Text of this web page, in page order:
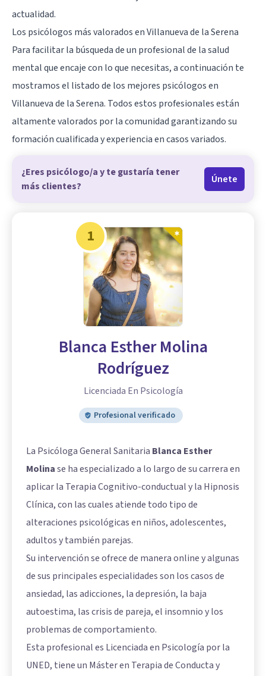
actualidad.
Los psicólogos más valorados en Villanueva de la Serena
Para facilitar la búsqueda de un profesional de la salud
mental que encaje con lo que necesitas, a continuación te
mostramos el listado de los mejores psicólogos en
Villanueva de la Serena. Todos estos profesionales están
altamente valorados por la comunidad garantizando su
formación cualificada y experiencia en casos variados.
¿Eres psicólogo/a y te gustaría tener
más clientes?
Únete
1
Blanca Esther Molina
Rodríguez
Licenciada En Psicología
Profesional verificado
La Psicóloga General Sanitaria Blanca Esther
Molinase ha especializado a lo largo de su carrera en
aplicar la Terapia Cognitivo-conductual y la Hipnosis
Clínica, con las cuales atiende todo tipo de
alteraciones psicológicas en niños, adolescentes,
adultos y también parejas.
Su intervención se ofrece de manera online y algunas
de sus principales especialidades son los casos de
ansiedad, las adicciones, la depresión, la baja
autoestima, las crisis de pareja, el insomnio y los
problemas de comportamiento.
Esta profesional es Licenciada en Psicología por la
UNED, tiene un Máster en Terapia de Conducta y